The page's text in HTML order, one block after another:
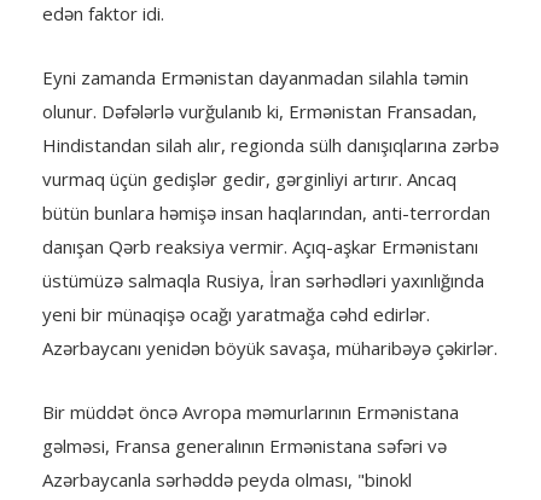
edən faktor idi.
Eyni zamanda Ermənistan dayanmadan silahla təmin
olunur. Dəfələrlə vurğulanıb ki, Ermənistan Fransadan,
Hindistandan silah alır, regionda sülh danışıqlarına zərbə
vurmaq üçün gedişlər gedir, gərginliyi artırır. Ancaq
bütün bunlara həmişə insan haqlarından, anti-terrordan
danışan Qərb reaksiya vermir. Açıq-aşkar Ermənistanı
üstümüzə salmaqla Rusiya, İran sərhədləri yaxınlığında
yeni bir münaqişə ocağı yaratmağa cəhd edirlər.
Azərbaycanı yenidən böyük savaşa, müharibəyə çəkirlər.
Bir müddət öncə Avropa məmurlarının Ermənistana
gəlməsi, Fransa generalının Ermənistana səfəri və
Azərbaycanla sərhəddə peyda olması, "binokl